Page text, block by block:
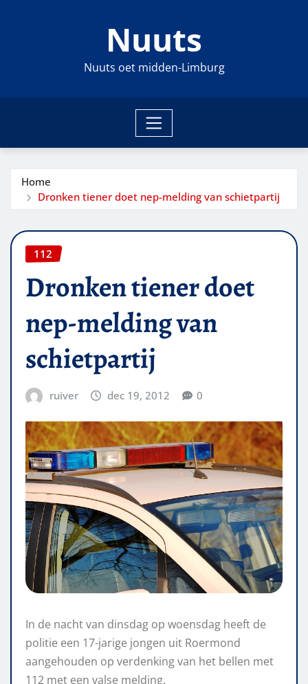
Nuuts
Nuuts oet midden-Limburg
Home
Dronken tiener doet nep-melding van schietpartij
112
Dronken tiener doet
nep-melding van
schietpartij
ruiver dec 19, 2012 0
In de nacht van dinsdag op woensdag heeft de
politie een 17-jarige jongen uit Roermond
aangehouden op verdenking van het bellen met
112 met een valse melding.